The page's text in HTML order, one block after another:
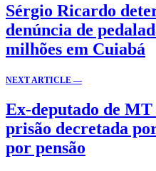
Sérgio Ricardo
denúncia de
milhões em Cuiabá
NEXT ARTICLE —
Ex-deputado de
prisão decretada
por pensão